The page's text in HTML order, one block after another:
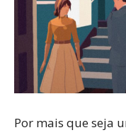
Por mais que seja